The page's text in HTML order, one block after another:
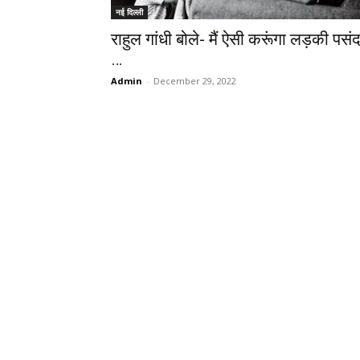
नई दिल्ली
राहुल गांधी बोले- मैं ऐसी करूंगा लड़की पसंद
…
Admin - December 29, 2022